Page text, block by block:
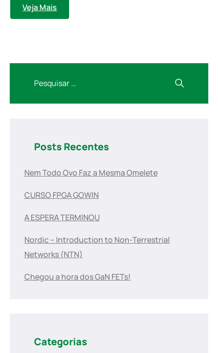
Veja Mais
Posts Recentes
Nem Todo Ovo Faz a Mesma Omelete
CURSO FPGA GOWIN
A ESPERA TERMINOU
Nordic – Introduction to Non-Terrestrial
Networks (NTN)
Chegou a hora dos GaN FETs!
Categorias